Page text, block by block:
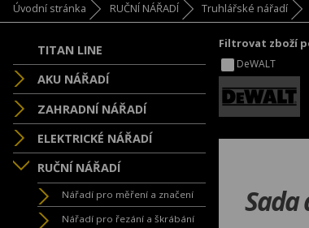
Úvodní stránka RUČNÍ NÁŘADÍ Truhlářské nářadí
TITAN LINE
AKU NÁŘADÍ
ZAHRADNÍ NÁŘADÍ
ELEKTRICKÉ NÁŘADÍ
RUČNÍ NÁŘADÍ
Nářadí pro měření a značení
Nářadí pro řezání a škrábání
Filtrovat zboží
DeWALT
Sada